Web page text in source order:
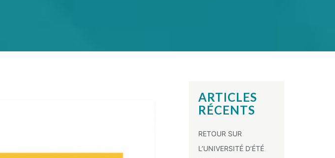
ARTICLES
RÉCENTS
RETOUR SUR
L’UNIVERSITÉ D’ÉTÉ